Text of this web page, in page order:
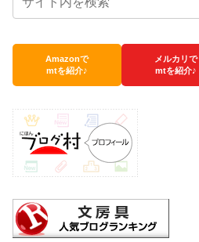
Amazonで
mtを紹介♪
メルカリで
mtを紹介♪